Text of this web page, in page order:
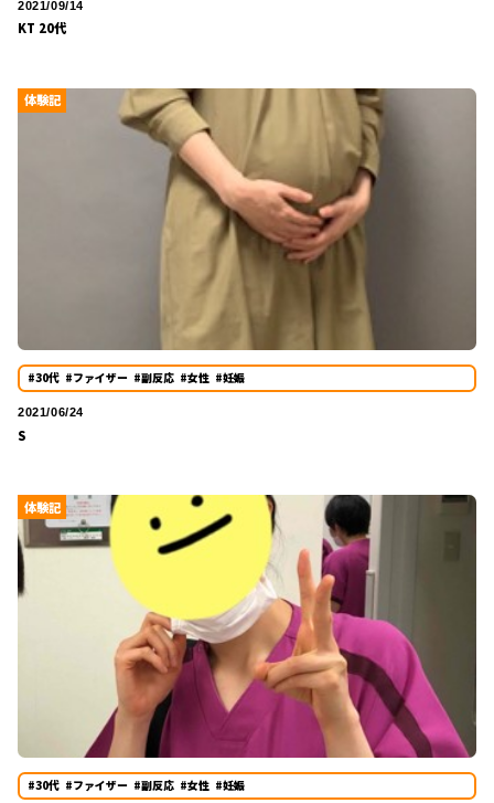
2021/09/14
KT 20代
体験記
#30代 #ファイザー #副反応 #女性 #妊娠
2021/06/24
S
体験記
#30代 #ファイザー #副反応 #女性 #妊娠